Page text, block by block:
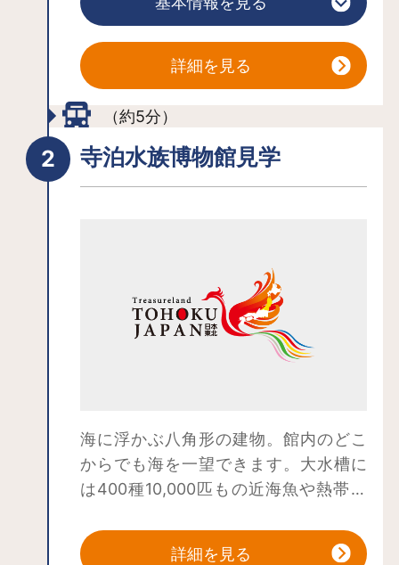
い。
詳細を見る
（約5分）
寺泊水族博物館見学
海に浮かぶ八角形の建物。館内のどこ
からでも海を一望できます。大水槽に
は400種10,000匹もの近海魚や熱帯魚
出会えます。
詳細を見る